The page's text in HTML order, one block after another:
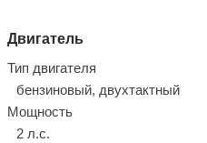
Двигатель
Тип двигателя
бензиновый, двухтактный
Мощность
2 л.с.